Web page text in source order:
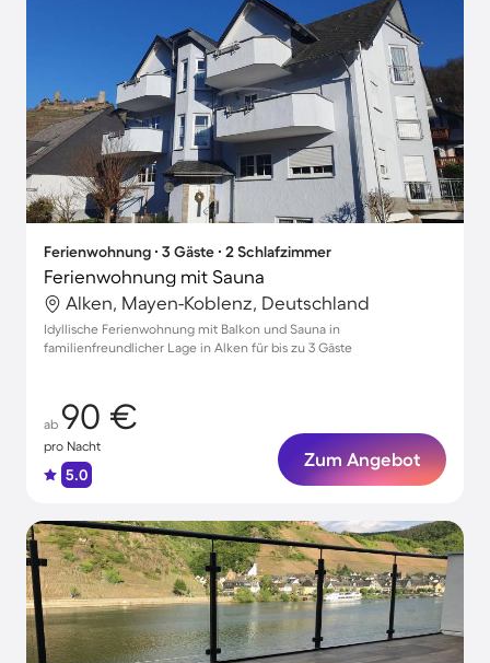
Ferienwohnung ∙ 3 Gäste ∙ 2 Schlafzimmer
Ferienwohnung mit Sauna
Alken, Mayen-Koblenz, Deutschland
Idyllische Ferienwohnung mit Balkon und Sauna in
familienfreundlicher Lage in Alken für bis zu 3 Gäste
ab 90 €
pro Nacht
5.0
Zum Angebot